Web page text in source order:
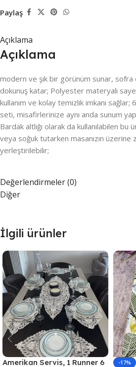
Paylaş
Açıklama
Açıklama
modern ve şık bir görünüm sunar,
dokunuş katar; Polyester materyali
kullanım ve kolay temizlik imkanı
seti, misafirlerinize aynı anda sunum
Bardak altlığı olarak da kullanılabilen bu
veya soğuk tutarken masanızın üzerine
yerleştirilebilir;
Değerlendirmeler (0)
Diğer
İlgili ürünler
Amerikan Servis, 1 Runner 6 -17%